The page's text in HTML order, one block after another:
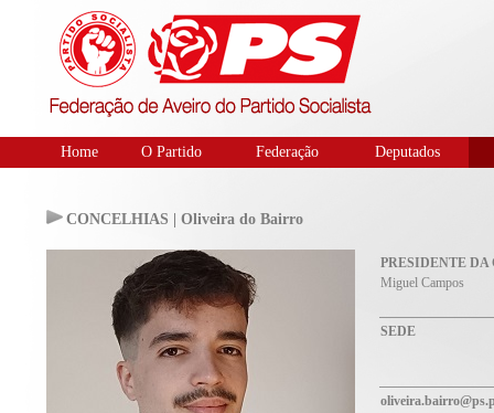
Home O Partido Federação Deputados
CONCELHIAS | Oliveira do Bairro
PRESIDENTE
Miguel Campos
SEDE